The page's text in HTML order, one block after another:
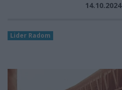
Lider Radom